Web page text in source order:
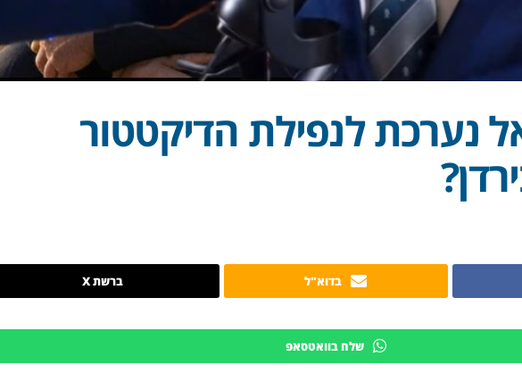
נערכת לנפילת הדיקטטור
בדוא"ל ברשת X
שלח בוואטסאפ